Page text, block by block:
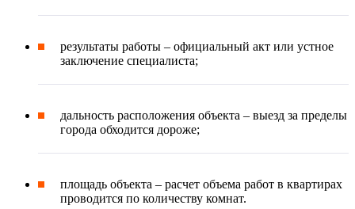
результаты работы – официальный акт или устное
заключение специалиста;
дальность расположения объекта – выезд за пределы
города обходится дороже;
площадь объекта – расчет объема работ в квартирах
проводится по количеству комнат.